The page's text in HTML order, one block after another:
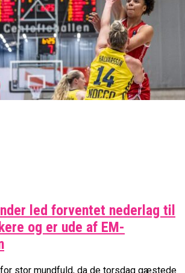
led forventet nederlag til
og er ude af EM-
stor mundfuld, da de torsdag gæstede